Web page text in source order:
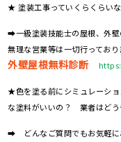
★ 塗装工事っていくらくらい
➡一級塗装技能士の屋根、外壁
無理な営業等は一切行っており
外壁屋根無料診断
★色を塗る前にシミュレーシ
な塗料がいいの？ 業者はどう
➡ どんなご質問でもお気軽に